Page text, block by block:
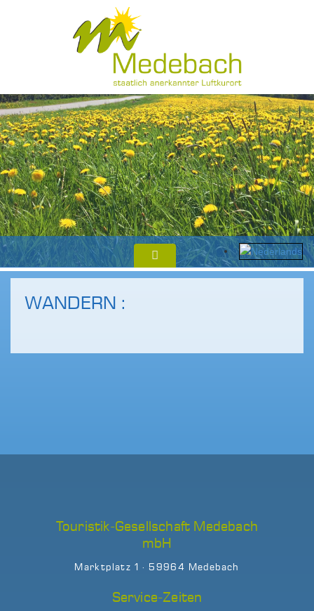
WANDERN :
Touristik-Gesellschaft Medebach
mbH
Marktplatz 1 · 59964 Medebach
Service-Zeiten